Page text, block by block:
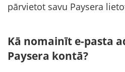
pārvietot savu Paysera
Kā nomainīt e-pasta
Paysera kontā?